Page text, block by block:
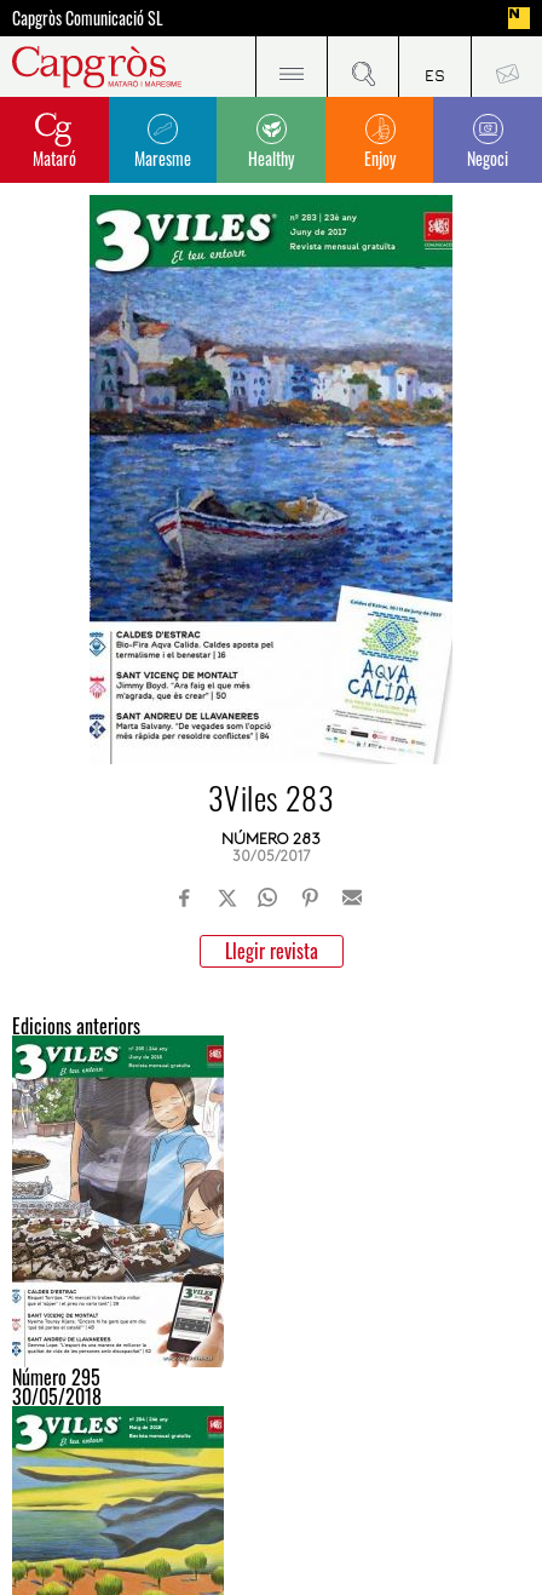
Capgròs Comunicació SL
Mataró Maresme Healthy Enjoy Negoci
3Viles 283
NÚMERO 283
30/05/2017
Llegir revista
Edicions anteriors
Número 295
30/05/2018